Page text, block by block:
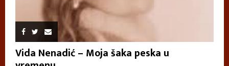
Vida Nenadić – Moja šaka peska u